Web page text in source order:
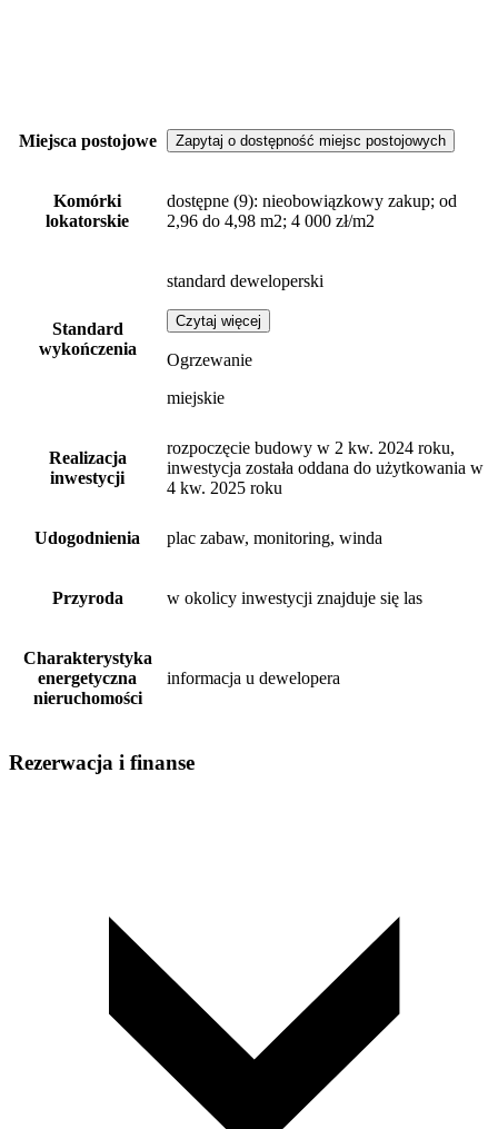
Miejsca postojowe Zapytaj o dostępność miejsc postojowych
Komórki
lokatorskie
dostępne (9): nieobowiązkowy zakup; od
2,96 do 4,98 m2; 4 000 zł/m2
Standard
wykończenia
standard deweloperski
Czytaj więcej
Ogrzewanie
miejskie
Realizacja
inwestycji
rozpoczęcie budowy w 2 kw. 2024 roku,
inwestycja została oddana do użytkowania w
4 kw. 2025 roku
Udogodnienia plac zabaw, monitoring, winda
Przyroda w okolicy inwestycji znajduje się las
Charakterystyka
energetyczna
nieruchomości
informacja u dewelopera
Rezerwacja i finanse